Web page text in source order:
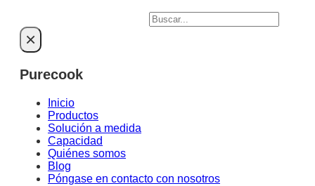
Buscar
×
Purecook
Inicio
Productos
Solución a medida
Capacidad
Quiénes somos
Blog
Póngase en contacto con nosotros